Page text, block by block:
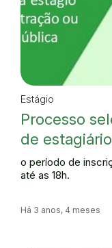
Estágio
Processo
de estagiário
o período de
até as 18h.
Há 3 anos, 4 meses